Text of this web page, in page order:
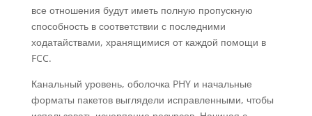
все отношения будут иметь полную пропускную
способность в соответствии с последними
ходатайствами, хранящимися от каждой помощи в
FCC.
Канальный уровень, оболочка PHY и начальные
форматы пакетов выглядели исправленными, чтобы